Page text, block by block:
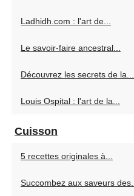
Ladhidh.com : l'art de...
Le savoir-faire ancestral...
Découvrez les secrets de la...
Louis Ospital : l'art de la...
Cuisson
5 recettes originales à...
Succombez aux saveurs des...